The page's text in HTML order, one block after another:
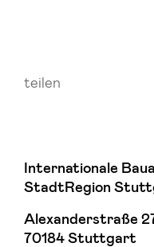
teilen
Internationale
StadtRegion
Alexanderstraße
70184 Stuttgart